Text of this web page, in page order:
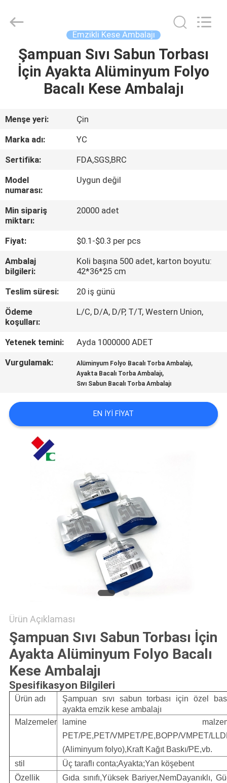
ÜRÜN:%
HAKKIMIZDA
FABRIKA
TURU
KALITE
KONTROL
BIZIMLE
ILETIŞIME
ISTEĞI
SITE
HARITASI
PRIVACY
Printing
Reserved.
Emzikli Kese Ambalajı
Şampuan Sıvı Sabun Torbası
İçin Ayakta Alüminyum Folyo
Bacalı Kese Ambalajı
Menşe yeri:
Çin
Marka adı:
YC
Sertifika:
FDA,SGS,BRC
Model
numarası:
Uygun değil
Min sipariş
miktarı:
20000 adet
Fiyat:
$0.1-$0.3 per pcs
Ambalaj
bilgileri:
Koli başına 500 adet, karton boyutu:
42*36*25 cm
Teslim süresi:
20 iş günü
Ödeme
koşulları:
L/C, D/A, D/P, T/T, Western Union,
Yetenek temini:
Ayda 1000000 ADET
Vurgulamak:
Alüminyum Folyo Bacalı Torba Ambalajı,
Ayakta Bacalı Torba Ambalajı,
Sıvı Sabun Bacalı Torba Ambalajı
EN IYI FIYAT
Ürün Açıklaması
Şampuan Sıvı Sabun Torbası İçin
Ayakta Alüminyum Folyo Bacalı
Kese Ambalajı
Spesifikasyon Bilgileri
Ürün adı
Şampuan sıvı sabun torbası için özel
ayakta emzik kese ambalajı
Malzemeler
lamine
PET/PE,PET/VMPET/PE,BOPP/VMPET/
(Aliminyum folyo),Kraft Kağıt Baskı/PE,vb.
stil
Üç taraflı conta;Ayakta;Yan köşebent
Özellik
Gıda sınıfı,Yüksek Bariyer,NemDayanıklı,